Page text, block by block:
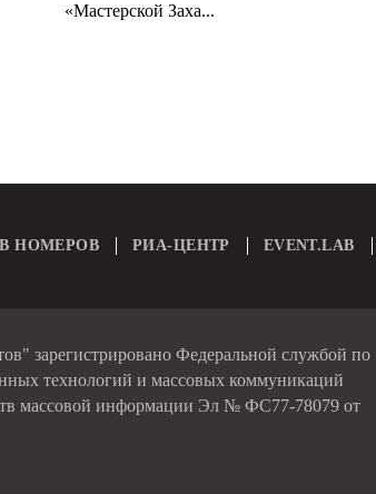
«Мастерской Заха...
НОМЕРОВ РИА-ЦЕНТР EVENT.LAB
зарегистрировано Федеральной службой по
технологий и массовых коммуникаций
массовой информации Эл № ФС77-78079 от